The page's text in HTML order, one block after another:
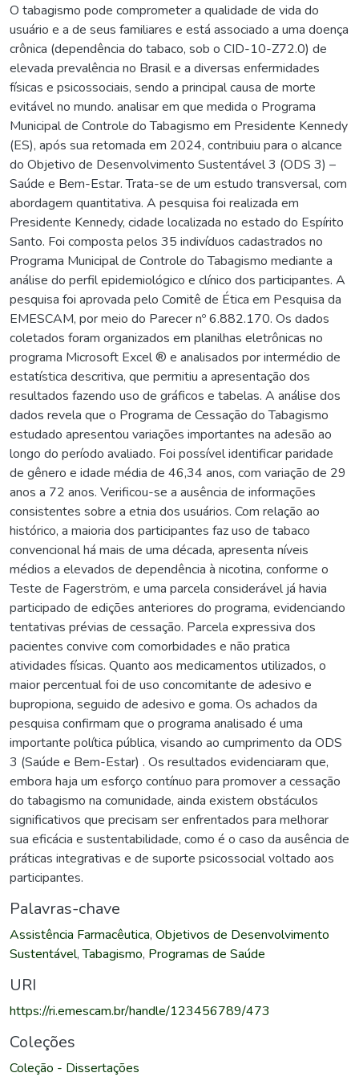
O tabagismo pode comprometer a qualidade de vida do
usuário e a de seus familiares e está associado a uma doença
crônica (dependência do tabaco, sob o CID-10-Z72.0) de
elevada prevalência no Brasil e a diversas enfermidades
físicas e psicossociais, sendo a principal causa de morte
evitável no mundo. analisar em que medida o Programa
Municipal de Controle do Tabagismo em Presidente Kennedy
(ES), após sua retomada em 2024, contribuiu para o alcance
do Objetivo de Desenvolvimento Sustentável 3 (ODS 3) –
Saúde e Bem-Estar. Trata-se de um estudo transversal, com
abordagem quantitativa. A pesquisa foi realizada em
Presidente Kennedy, cidade localizada no estado do Espírito
Santo. Foi composta pelos 35 indivíduos cadastrados no
Programa Municipal de Controle do Tabagismo mediante a
análise do perfil epidemiológico e clínico dos participantes. A
pesquisa foi aprovada pelo Comitê de Ética em Pesquisa da
EMESCAM, por meio do Parecer nº 6.882.170. Os dados
coletados foram organizados em planilhas eletrônicas no
programa Microsoft Excel ® e analisados por intermédio de
estatística descritiva, que permitiu a apresentação dos
resultados fazendo uso de gráficos e tabelas. A análise dos
dados revela que o Programa de Cessação do Tabagismo
estudado apresentou variações importantes na adesão ao
longo do período avaliado. Foi possível identificar paridade
de gênero e idade média de 46,34 anos, com variação de 29
anos a 72 anos. Verificou-se a ausência de informações
consistentes sobre a etnia dos usuários. Com relação ao
histórico, a maioria dos participantes faz uso de tabaco
convencional há mais de uma década, apresenta níveis
médios a elevados de dependência à nicotina, conforme o
Teste de Fagerström, e uma parcela considerável já havia
participado de edições anteriores do programa, evidenciando
tentativas prévias de cessação. Parcela expressiva dos
pacientes convive com comorbidades e não pratica
atividades físicas. Quanto aos medicamentos utilizados, o
maior percentual foi de uso concomitante de adesivo e
bupropiona, seguido de adesivo e goma. Os achados da
pesquisa confirmam que o programa analisado é uma
importante política pública, visando ao cumprimento da ODS
3 (Saúde e Bem-Estar) . Os resultados evidenciaram que,
embora haja um esforço contínuo para promover a cessação
do tabagismo na comunidade, ainda existem obstáculos
significativos que precisam ser enfrentados para melhorar
sua eficácia e sustentabilidade, como é o caso da ausência de
práticas integrativas e de suporte psicossocial voltado aos
participantes.
Palavras-chave
Assistência Farmacêutica, Objetivos de Desenvolvimento
Sustentável,Tabagismo, Programas de Saúde
URI
https://ri.emescam.br/handle/123456789/473
Coleções
Coleção - Dissertações